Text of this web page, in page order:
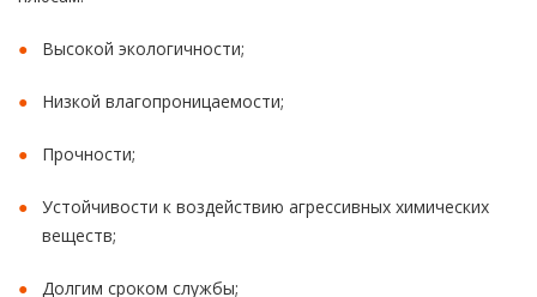
Высокой экологичности;
Низкой влагопроницаемости;
Прочности;
Устойчивости к воздействию агрессивных химических
веществ;
Долгим сроком службы;